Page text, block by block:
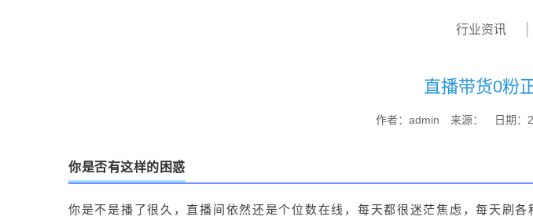
行业资讯
直播带货0粉
作者：admin 来源： 日期：
你是否有这样的困惑
你是不是播了很久，直播间依然还是个位数在线，每天都很迷茫焦虑，每天刷